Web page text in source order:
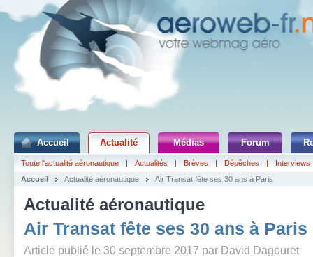
Accueil Actualité Médias Forum
Toute l'actualité aéronautique | Actualités | Brèves | Dépêches |
Interviews
Accueil
Actualité aéronautique Air Transat fête ses 30 ans à Paris
Actualité aéronautique
Air Transat fête ses 30 ans à Paris
Article publié le 30 septembre 2017 par David Dagouret